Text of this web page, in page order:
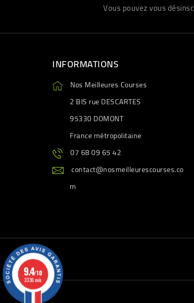
Vous pouvez vous
INFORMATIONS
Nos Meilleures Courses
2 BIS rue DESCARTES
95330 DOMONT
France métropolitaine
07 68 09 65 42
contact@nosmeilleurescourses.co
m
9.4/10
3336 avis